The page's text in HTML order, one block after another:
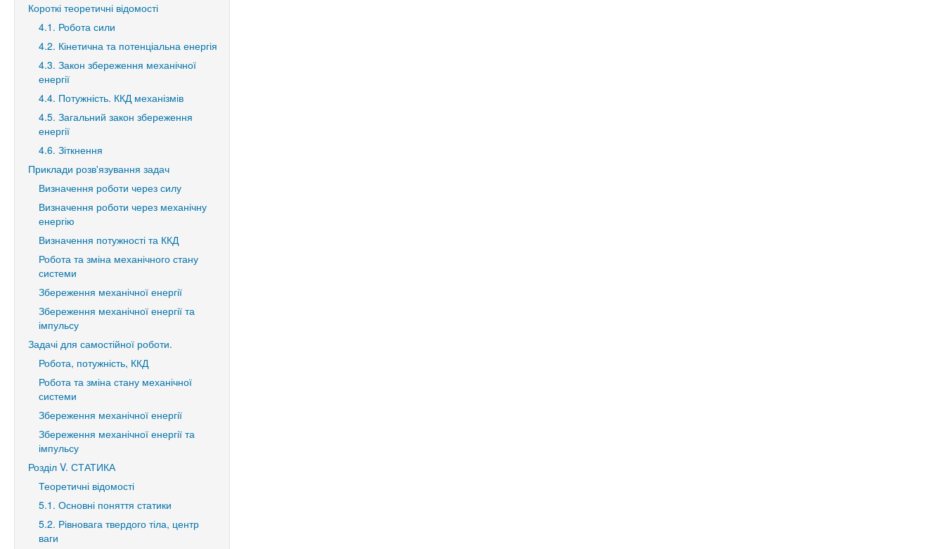
Короткі теоретичні відомості
4.1. Робота сили
4.2. Кінетична та потенціальна енергія
4.3. Закон збереження механічної
енергії
4.4. Потужність. ККД механізмів
4.5. Загальний закон збереження
енергії
4.6. Зіткнення
Приклади розв'язування задач
Визначення роботи через силу
Визначення роботи через механічну
енергію
Визначення потужності та ККД
Робота та зміна механічного стану
системи
Збереження механічної енергії
Збереження механічної енергії та
імпульсу
Задачі для самостійної роботи.
Робота, потужність, ККД
Робота та зміна стану механічної
системи
Збереження механічної енергії
Збереження механічної енергії та
імпульсу
Розділ V. СТАТИКА
Теоретичні відомості
5.1. Основні поняття статики
5.2. Рівновага твердого тіла, центр
ваги